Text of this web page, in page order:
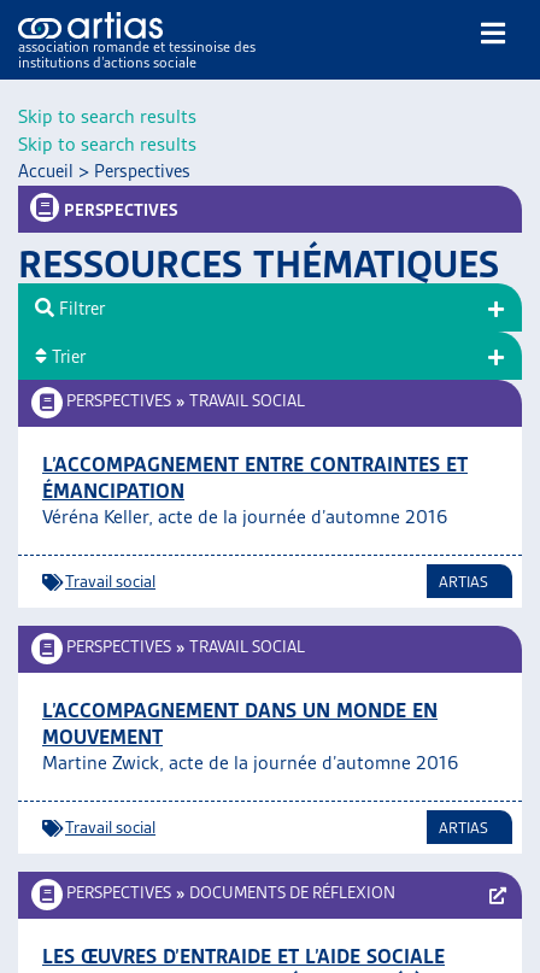
Skip to search results
Skip to search results
association romande et tessinoise des
institutions d’actions sociale
NOS PUBLICATIONS
DOSSIERS DU MOIS
VEILLE
RESSOURCES
THÉMATIQUES
GUIDE SOCIAL ROMAND
AUTRES
ARTIAS
L’ASSOCIATION
PROJETS ET ACTIVITÉS
JOURNÉES D’AUTOMNE
Accueil > Perspectives
PERSPECTIVES
RESSOURCES THÉMATIQUES
PERSPECTIVES » TRAVAIL SOCIAL
L’ACCOMPAGNEMENT ENTRE CONTRAINTES ET
ÉMANCIPATION
Véréna Keller, acte de la journée d’automne 2016
Travail social ARTIAS
PERSPECTIVES » TRAVAIL SOCIAL
L’ACCOMPAGNEMENT DANS UN MONDE EN
MOUVEMENT
Martine Zwick, acte de la journée d’automne 2016
Travail social ARTIAS
PERSPECTIVES » DOCUMENTS DE RÉFLEXION
LES ŒUVRES D’ENTRAIDE ET L’AIDE SOCIALE
Filtrer
Trier